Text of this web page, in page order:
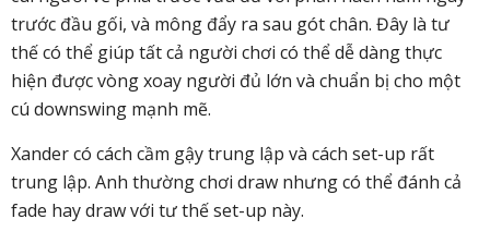
trước đầu gối, và mông đẩy ra sau gót chân. Đây là tư
thế có thể giúp tất cả người chơi có thể dễ dàng thực
hiện được vòng xoay người đủ lớn và chuẩn bị cho một
cú downswing mạnh mẽ.
Xander có cách cầm gậy trung lập và cách set-up rất
trung lập. Anh thường chơi draw nhưng có thể đánh cả
fade hay draw với tư thế set-up này.